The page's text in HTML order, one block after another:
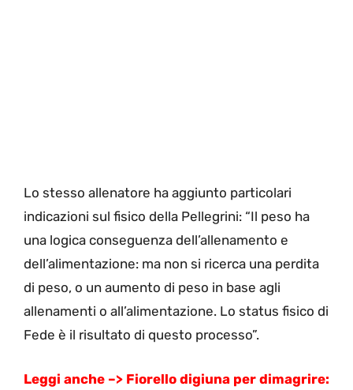
Lo stesso allenatore ha aggiunto particolari
indicazioni sul fisico della Pellegrini: “Il peso ha
una logica conseguenza dell’allenamento e
dell’alimentazione: ma non si ricerca una perdita
di peso, o un aumento di peso in base agli
allenamenti o all’alimentazione. Lo status fisico di
Fede è il risultato di questo processo”.
Leggi anche –> Fiorello digiuna per dimagrire: